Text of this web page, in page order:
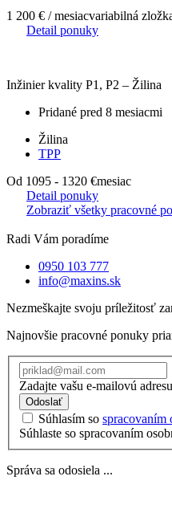
1 200 € / mesiacvariabilná
Detail ponuky
Inžinier kvality P1, P2 – Žilina
Pridané pred 8 mesiacmi
Žilina
TPP
Od 1095 - 1320 €mesiac
Detail ponuky
Zobraziť všetky pracovné
Radi Vám poradíme
0950 103 777
info@maxins.sk
Nezmeškajte svoju príležitosť
Najnovšie pracovné ponuky
Zadajte vašu e-mailovú
Odoslať
Súhlasím so spracovaním
Súhlaste so spracovaním
Správa sa odosiela ...